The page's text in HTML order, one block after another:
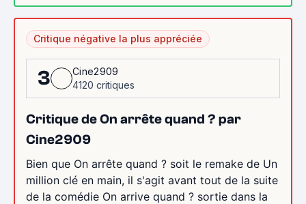
Critique négative la plus appréciée
3
Cine2909
4120 critiques
Critique de On arrête quand ? par
Cine2909
Bien que On arrête quand ? soit le remake de Un
million clé en main, il s'agit avant tout de la suite
de la comédie On arrive quand ? sortie dans la